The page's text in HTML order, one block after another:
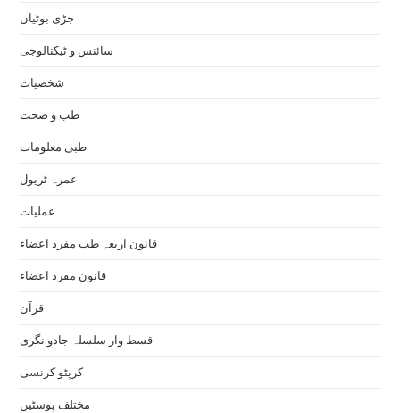
جڑی بوٹیاں
سائنس و ٹیکنالوجی
شخصیات
طب و صحت
طبی معلومات
عمرہ ٹریول
عملیات
قانون اربعہ طب مفرد اعضاء
قانون مفرد اعضاء
قرآن
قسط وار سلسلہ جادو نگری
کرپٹو کرنسی
مختلف پوسٹیں